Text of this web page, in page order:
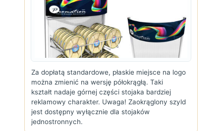
Za dopłatą standardowe, płaskie miejsce na logo
można zmienić na wersję półokrągłą. Taki
kształt nadaje górnej części stojaka bardziej
reklamowy charakter. Uwaga! Zaokrąglony szyld
jest dostępny wyłącznie dla stojaków
jednostronnych.